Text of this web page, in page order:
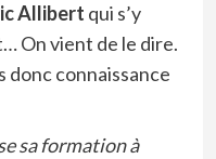
Allibert qui s’y
On vient de le dire.
donc connaissance
sa formation à